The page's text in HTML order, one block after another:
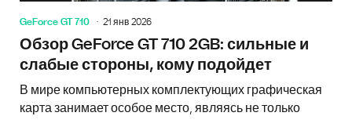
GeForce GT 710 21 янв 2026
Обзор GeForce GT 710 2GB: сильные и
слабые стороны, кому подойдет
В мире компьютерных комплектующих графическая
карта занимает особое место, являясь не только